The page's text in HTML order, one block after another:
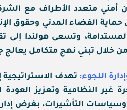
أمني متعدد الأطراف مع
حماية الفضاء المدني وحقوق
وتسعى هولندا إلى
خلال تبني نهج متكامل يعالج
اللجوء: تهدف الاستراتيجية
غير النظامية وتعزيز
وسياسات التأشيرات، بغرض